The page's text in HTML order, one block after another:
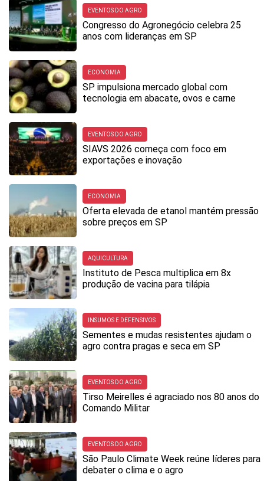
EVENTOS DO AGRO
Congresso do Agronegócio celebra 25
anos com lideranças em SP
ECONOMIA
SP impulsiona mercado global com
tecnologia em abacate, ovos e carne
EVENTOS DO AGRO
SIAVS 2026 começa com foco em
exportações e inovação
ECONOMIA
Oferta elevada de etanol mantém pressão
sobre preços em SP
AQUICULTURA
Instituto de Pesca multiplica em 8x
produção de vacina para tilápia
INSUMOS E DEFENSIVOS
Sementes e mudas resistentes ajudam o
agro contra pragas e seca em SP
EVENTOS DO AGRO
Tirso Meirelles é agraciado nos 80 anos do
Comando Militar
EVENTOS DO AGRO
São Paulo Climate Week reúne líderes para
debater o clima e o agro